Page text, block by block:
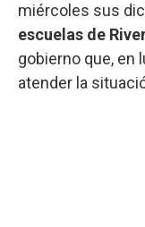
miércoles sus
escuelas de
gobierno que, en
atender la